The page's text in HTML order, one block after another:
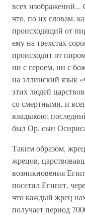
всех
что, по их словам,
происходящий от
ему на трехстах
происходит от
ни с героем, ни с
на эллинский язык
этих людей
со смертными, и
владыкою;
был Ор, сын
Таким образом,
жрецов,
возникновения
посетил Египет,
что каждый жрец
получает период